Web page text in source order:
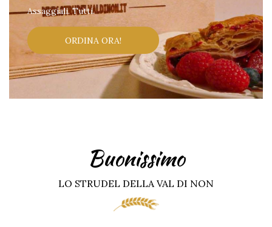
Assaggiali. Tutti.
ORDINA ORA!
Buonissimo
LO STRUDEL DELLA VAL DI NON